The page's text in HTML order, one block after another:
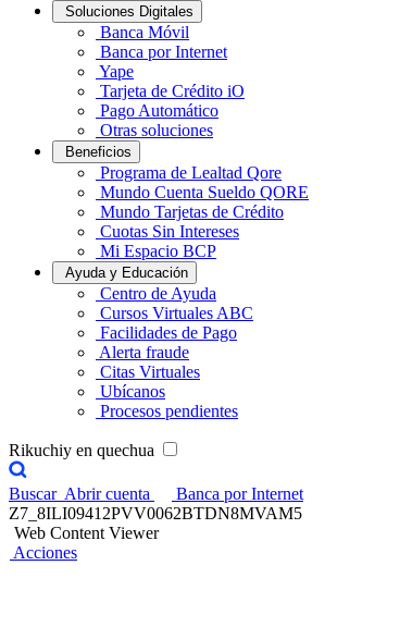
Soluciones Digitales
Banca Móvil
Banca por Internet
Yape
Tarjeta de Crédito iO
Pago Automático
Otras soluciones
Beneficios
Programa de Lealtad Qore
Mundo Cuenta Sueldo QORE
Mundo Tarjetas de Crédito
Cuotas Sin Intereses
Mi Espacio BCP
Ayuda y Educación
Centro de Ayuda
Cursos Virtuales ABC
Facilidades de Pago
Alerta fraude
Citas Virtuales
Ubícanos
Procesos pendientes
Rikuchiy en quechua
Buscar Abrir cuenta
Banca por Internet
Z7_8ILI09412PVV0062BTDN8MVAM5
Web Content Viewer
Acciones